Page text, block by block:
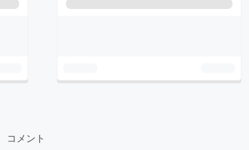
コメント